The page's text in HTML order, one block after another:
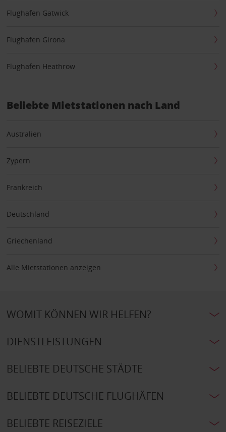
Flughafen Gatwick
Flughafen Girona
Flughafen Heathrow
Beliebte Mietstationen nach Land
Australien
Zypern
Frankreich
Deutschland
Griechenland
Alle Mietstationen anzeigen
WOMIT KÖNNEN WIR HELFEN?
DIENSTLEISTUNGEN
BELIEBTE DEUTSCHE STÄDTE
BELIEBTE DEUTSCHE FLUGHÄFEN
BELIEBTE REISEZIELE